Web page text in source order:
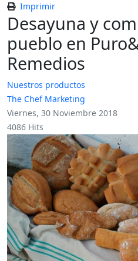
Imprimir
Desayuna y
pueblo en
Remedios
Nuestros productos
The Chef Marketing
Viernes, 30 Noviembre 2018
4086 Hits